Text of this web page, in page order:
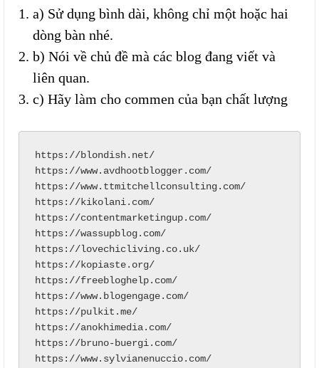
a) Sử dụng bình dài, không chỉ một hoặc hai
dòng bàn nhé.
b) Nói về chủ đề mà các blog đang viết và
liên quan.
c) Hãy làm cho commen của bạn chất lượng
https://blondish.net/
https://www.avdhootblogger.com/
https://www.ttmitchellconsulting.com/
https://kikolani.com/
https://contentmarketingup.com/
https://wassupblog.com/
https://lovechicliving.co.uk/
https://kopiaste.org/
https://freebloghelp.com/
https://www.blogengage.com/
https://pulkit.me/
https://anokhimedia.com/
https://bruno-buergi.com/
https://www.sylvianenuccio.com/